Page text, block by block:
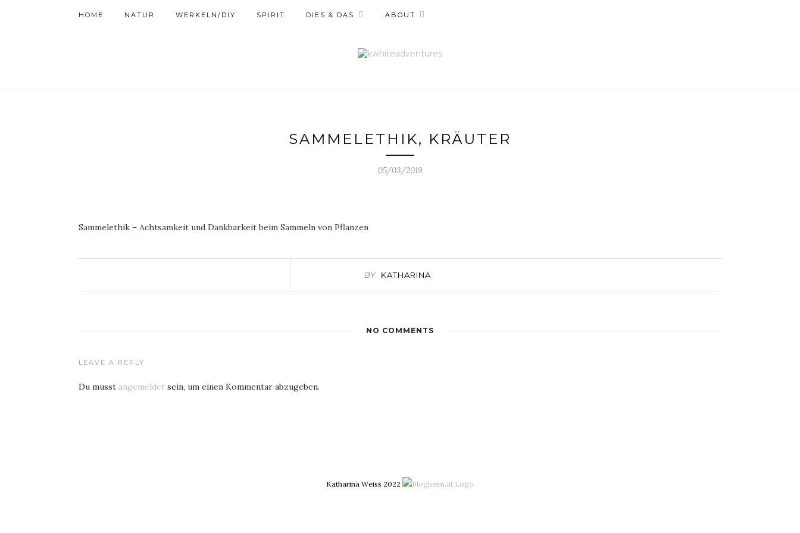
HOME NATUR WERKELN/DIY SPIRIT DIES & DAS ABOUT
SAMMELETHIK, KRÄUTER
05/03/2019
Sammelethik – Achtsamkeit und Dankbarkeit beim Sammeln von Pflanzen
BY KATHARINA
NO COMMENTS
LEAVE A REPLY
Du musst angemeldet sein, um einen Kommentar abzugeben.
Katharina Weiss 2022